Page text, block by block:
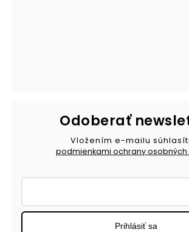
Odoberať
Vložením e-mailu
podmienkami ochrany
Prihlásiť sa